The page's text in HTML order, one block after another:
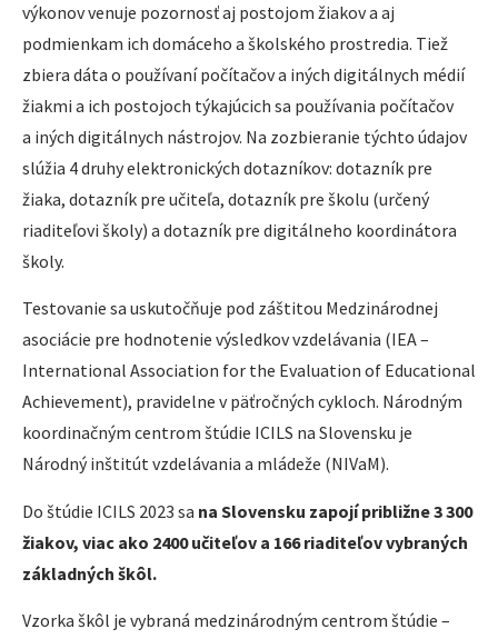
výkonov venuje pozornosť aj postojom žiakov a aj
podmienkam ich domáceho a školského prostredia. Tiež
zbiera dáta o používaní počítačov a iných digitálnych médií
žiakmi a ich postojoch týkajúcich sa používania počítačov
a iných digitálnych nástrojov. Na zozbieranie týchto údajov
slúžia 4 druhy elektronických dotazníkov: dotazník pre
žiaka, dotazník pre učiteľa, dotazník pre školu (určený
riaditeľovi školy) a dotazník pre digitálneho koordinátora
školy.
Testovanie sa uskutočňuje pod záštitou Medzinárodnej
asociácie pre hodnotenie výsledkov vzdelávania (IEA –
International Association for the Evaluation of Educational
Achievement), pravidelne v päťročných cykloch. Národným
koordinačným centrom štúdie ICILS na Slovensku je
Národný inštitút vzdelávania a mládeže (NIVaM).
Do štúdie ICILS 2023 sa na Slovensku zapojí približne 3 300
žiakov, viac ako 2400 učiteľov a 166 riaditeľov vybraných
základných škôl.
Vzorka škôl je vybraná medzinárodným centrom štúdie –